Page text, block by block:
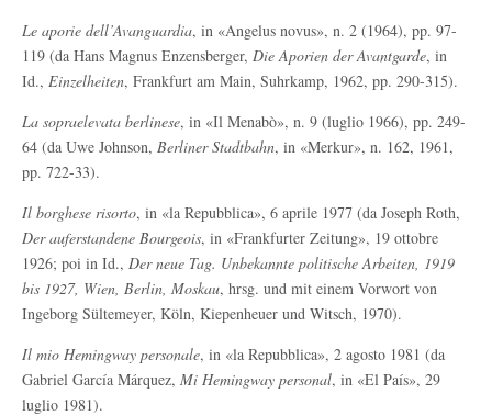
Le aporie dell’Avanguardia, in «Angelus novus», n. 2 (1964), pp. 97-
119 (da Hans Magnus Enzensberger, Die Aporien der Avantgarde, in
Id., Einzelheiten, Frankfurt am Main, Suhrkamp, 1962, pp. 290-315).
La sopraelevata berlinese, in «Il Menabò», n. 9 (luglio 1966), pp. 249-
64 (da Uwe Johnson, Berliner Stadtbahn, in «Merkur», n. 162, 1961,
pp. 722-33).
Il borghese risorto, in «la Repubblica», 6 aprile 1977 (da Joseph Roth,
Der auferstandene Bourgeois, in «Frankfurter Zeitung», 19 ottobre
1926; poi in Id., Der neue Tag. Unbekannte politische Arbeiten, 1919
bis 1927, Wien, Berlin, Moskau, hrsg. und mit einem Vorwort von
Ingeborg Sültemeyer, Köln, Kiepenheuer und Witsch, 1970).
Il mio Hemingway personale, in «la Repubblica», 2 agosto 1981 (da
Gabriel García Márquez, Mi Hemingway personal, in «El País», 29
luglio 1981).